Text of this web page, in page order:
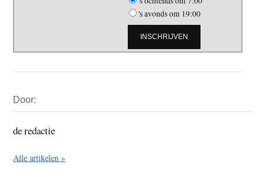
's avonds om 19:00
Sidebar
Door:
de redactie
Alle artikelen »